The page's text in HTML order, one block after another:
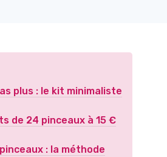
plus : le kit minimaliste
de 24 pinceaux à 15 €
: la méthode